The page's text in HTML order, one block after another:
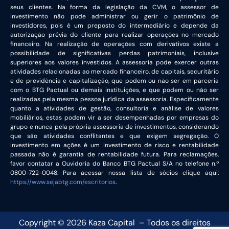
seus clientes. Na forma da legislação da CVM, o assessor de
investimento não pode administrar ou gerir o patrimônio de
investidores, pois é um preposto do intermediário e depende da
autorização prévia do cliente para realizar operações no mercado
financeiro. Na realização de operações com derivativos existe a
possibilidade de significativas perdas patrimoniais, inclusive
superiores aos valores investidos. A assessoria pode exercer outras
atividades relacionadas ao mercado financeiro, de capitais, securitário
e de previdência e capitalização, que podem ou não ser em parceria
com o BTG Pactual ou demais instituições, e que podem ou não ser
realizadas pela mesma pessoa jurídica da assessoria. Especificamente
quanto a atividades de gestão, consultoria e análise de valores
mobiliários, estas podem vir a ser desempenhadas por empresas do
grupo e nunca pela própria assessoria de investimentos, considerando
que são atividades conflitantes e que exigem segregação. O
investimento em ações é um investimento de risco e rentabilidade
passada não é garantia de rentabilidade futura. Para reclamações,
favor contatar a Ouvidoria do Banco BTG Pactual S/A no telefone n.º
0800-722-0048. Para acessar nossa lista de sócios clique aqui:
https://www.sejabtg.com/escritorios.
Copyright © 2026 Kaza Capital – Todos os direitos